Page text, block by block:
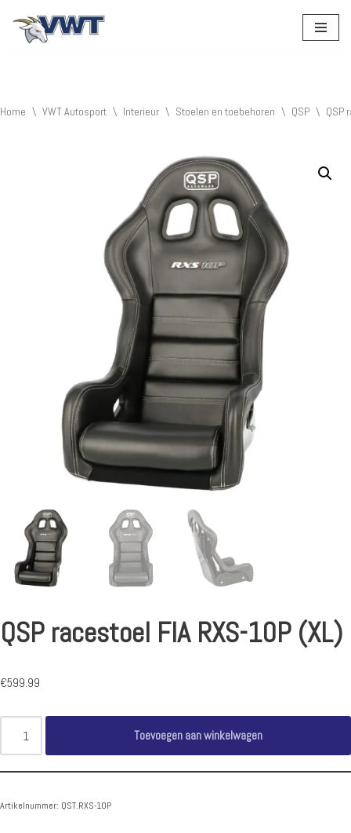
Home \ VWT Autosport \ Interieur \ Stoelen en toebehoren \ QSP \ QSP
QSP racestoel FIA RXS-10P (XL)
€599.99
Toevoegen aan winkelwagen
Artikelnummer: QST.RXS-10P